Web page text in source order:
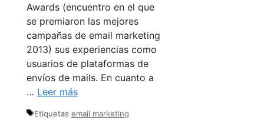
Awards (encuentro en el que
se premiaron las mejores
campañas de email marketing
2013) sus experiencias como
usuarios de plataformas de
envíos de mails. En cuanto a
… Leer más
Etiquetas email marketing